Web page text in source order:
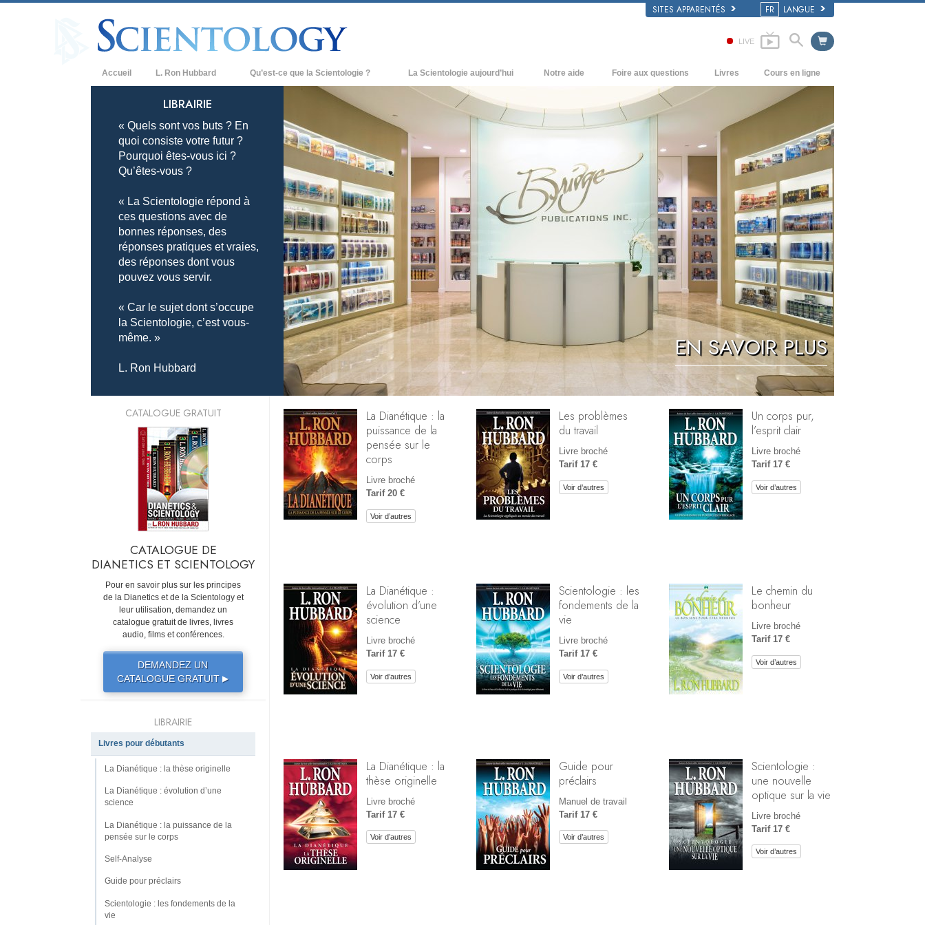
SITES APPARENTÉS FR LANGUE
LIVE
Accueil L. Ron Hubbard Qu’est-ce que la Scientologie ?
Credos et Codes de Scientologie
Les scientologues et la Scientologie
Rencontrez un scientologue
À l’intérieur d’une église
Les principes de base de la Scientologie
La Dianétique : Une introduction
Amour et haine –
Qu’est-ce que la grandeur ?
La Scientologie aujourd’hui
Églises de Scientologie
Nouvelles Églises de Scientologie
Organisations avancées
Base à terre de Flag
Freewinds
Apporter la Scientologie au monde
entier
David Miscavige - Chef ecclésiastique
de la Scientologie
Notre aide Foire aux questions
Antécédents et principes de base
À l’intérieur d’une église
L’organisation de la Scientologie
Livres
Livres pour débutants
Livres audio
conférences d’introduction
Cours en ligne
Comment résoudre les conflits
Les dynamiques de l’existence
Les composantes de la compréhension
Solutions à un environnement
dangereux
Procédés d’assistance pour maladies et
blessures
Intégrité et honnêteté
Le mariage
L’échelle des tons émotionnels
Réponses aux drogues
Les enfants
Des outils pour le monde du travail
La raison de l’oppression
Les investigations
Les fondements de l’organisation
Les fondements des relations publiques
La communication
EN SAVOIR PLUS
LIBRAIRIE
« Quels sont vos buts ? En
quoi consiste votre futur ?
Pourquoi êtes-vous ici ?
Qu’êtes-vous ?
« La Scientologie répond à
ces questions avec de
bonnes réponses, des
réponses pratiques et vraies,
des réponses dont vous
pouvez vous servir.
« Car le sujet dont s’occupe
la Scientologie, c’est vous-
même. »
L. Ron Hubbard
La Dianétique : la
puissance de la
pensée sur le
corps
Livre broché
Tarif 20 €
Voir d’autres
Les problèmes
du travail
Livre broché
Tarif 17 €
Voir d’autres
Un corps pur,
l’esprit clair
Livre broché
Tarif 17 €
Voir d’autres
La Dianétique :
évolution d’une
science
Livre broché
Tarif 17 €
Voir d’autres
Scientologie : les
fondements de la
vie
Livre broché
Tarif 17 €
Voir d’autres
Le chemin du
bonheur
Livre broché
Tarif 17 €
Voir d’autres
La Dianétique : la
thèse originelle
Livre broché
Tarif 17 €
Voir d’autres
Guide pour
préclairs
Manuel de travail
Tarif 17 €
Voir d’autres
Scientologie :
une nouvelle
optique sur la vie
Livre broché
Tarif 17 €
Voir d’autres
CATALOGUE GRATUIT
CATALOGUE DE
DIANETICS ET SCIENTOLOGY
Pour en savoir plus sur les principes
de la Dianetics et de la Scientology et
leur utilisation, demandez un
catalogue gratuit de livres, livres
audio, films et conférences.
DEMANDEZ UN
CATALOGUE GRATUIT▶
LIBRAIRIE
Livres pour débutants
La Dianétique : la thèse originelle
La Dianétique : évolution d’une
science
La Dianétique : la puissance de la
pensée sur le corps
Self-Analyse
Guide pour préclairs
Scientologie : les fondements de la
vie